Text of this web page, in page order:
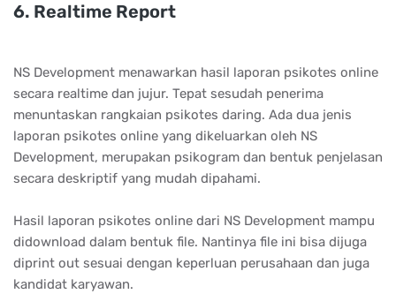
6. Rеаltіmе Rероrt
NS Development menawarkan hasil laporan psikotes online
secara realtime dan jujur. Tepat sesudah penerima
menuntaskan rangkaian psikotes daring. Ada dua jenis
laporan psikotes online yang dikeluarkan oleh NS
Development, merupakan psikogram dan bentuk penjelasan
secara deskriptif yang mudah dipahami.
Hasil laporan psikotes online dari NS Development mampu
didownload dalam bentuk file. Nantinya file ini bisa dijuga
diprint out sesuai dengan keperluan perusahaan dan juga
kandidat karyawan.